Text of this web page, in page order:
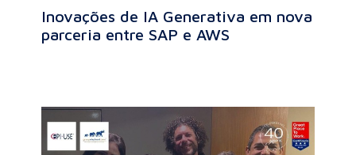
Inovações de IA Generativa em nova
parceria entre SAP e AWS